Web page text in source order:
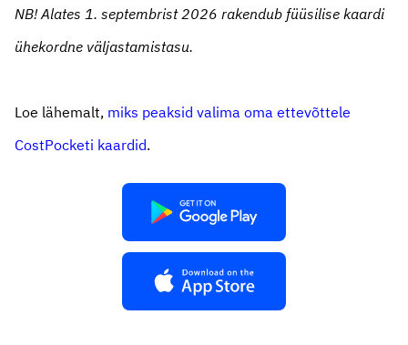
NB! Alates 1. septembrist 2026 rakendub füüsilise kaardi
ühekordne väljastamistasu.
Loe lähemalt, miks peaksid valima oma ettevõttele
CostPocketi kaardid.